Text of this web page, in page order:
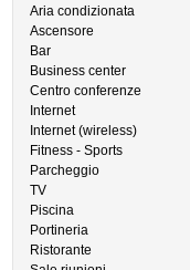
Aria condizionata
Ascensore
Bar
Business center
Centro conferenze
Internet
Internet (wireless)
Fitness - Sports
Parcheggio
TV
Piscina
Portineria
Ristorante